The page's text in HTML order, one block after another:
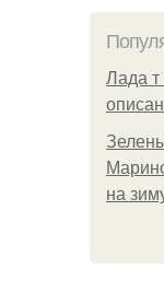
Лада т
на